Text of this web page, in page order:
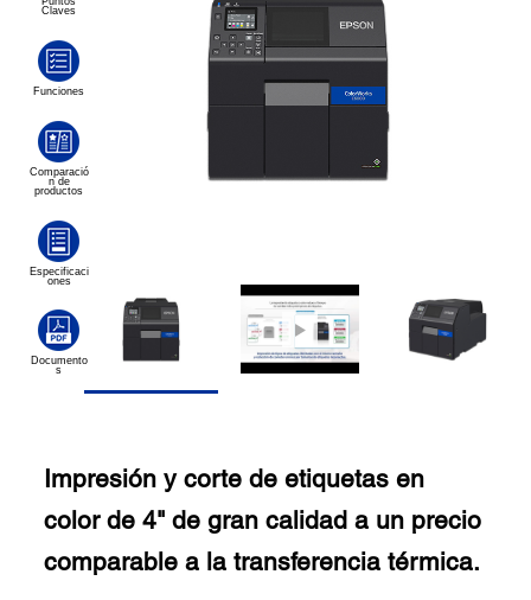
Impresión y corte de etiquetas en
color de 4" de gran calidad a un precio
comparable a la transferencia térmica.